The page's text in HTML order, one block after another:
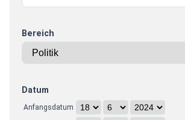
Bereich
Datum
Anfangsdatum